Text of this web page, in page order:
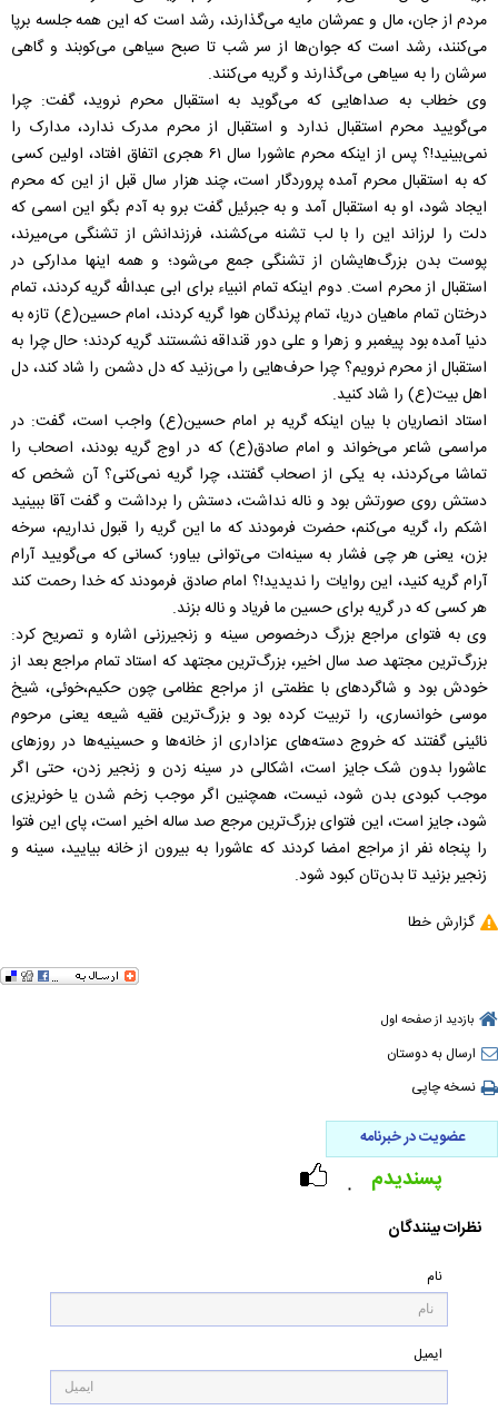
مردم از جان، مال و عمرشان مایه می‌گذارند، رشد است که این همه جلسه برپا
می‌کنند، رشد است که جوان‌ها از سر شب تا صبح سیاهی می‌کوبند و گاهی
سرشان را به سیاهی می‌گذارند و گریه می‌کنند.
وی خطاب به صداهایی که می‌گوید به استقبال محرم نروید، گفت: چرا
می‌گویید محرم استقبال ندارد و استقبال از محرم مدرک ندارد، مدارک را
نمی‌بینید!؟ پس از اینکه محرم عاشورا سال ۶۱ هجری اتفاق افتاد، اولین کسی
که به استقبال محرم آمده پروردگار است، چند هزار سال قبل از این که محرم
ایجاد شود، او به استقبال آمد و به جبرئیل گفت برو به آدم بگو این اسمی که
دلت را لرزاند این را با لب تشنه می‌کشند، فرزندانش از تشنگی می‌میرند،
پوست بدن بزرگ‌هایشان از تشنگی جمع می‌شود؛ و همه اینها مدارکی در
استقبال از محرم است. دوم اینکه تمام انبیاء برای ابی عبدالله گریه کردند، تمام
درختان تمام ماهیان دریا، تمام پرندگان هوا گریه کردند، امام حسین(ع) تازه به
دنیا آمده بود پیغمبر و زهرا و علی دور قنداقه نشستند گریه کردند؛ حال چرا به
استقبال از محرم نرویم؟ چرا حرف‌هایی را می‌زنید که دل دشمن را شاد کند، دل
اهل بیت(ع) را شاد کنید.
استاد انصاریان با بیان اینکه گریه بر امام حسین(ع) واجب است، گفت: در
مراسمی شاعر می‌خواند و امام صادق(ع) که در اوج گریه بودند، اصحاب را
تماشا می‌کردند، به یکی از اصحاب گفتند، چرا گریه نمی‌کنی؟ آن شخص که
دستش روی صورتش بود و ناله نداشت، دستش را برداشت و گفت آقا ببینید
اشکم را، گریه می‌کنم، حضرت فرمودند که ما این گریه را قبول نداریم، سرخه
بزن، یعنی هر چی فشار به سینه‌ات می‌توانی بیاور؛ کسانی که می‌گویید آرام
آرام گریه کنید، این روایات را ندیدید!؟ امام صادق فرمودند که خدا رحمت کند
هر کسی که در گریه برای حسین ما فریاد و ناله بزند.
وی به فتوای مراجع بزرگ درخصوص سینه و زنجیرزنی اشاره و تصریح کرد:
بزرگ‌ترین مجتهد صد سال اخیر، بزرگ‌ترین مجتهد که استاد تمام مراجع بعد از
خودش بود و شاگردهای با عظمتی از مراجع عظامی چون حکیم،خوئی، شیخ
موسی خوانساری، را تربیت کرده بود و بزرگ‌ترین فقیه شیعه یعنی مرحوم
نائینی گفتند که خروج دسته‌های عزاداری از خانه‌ها و حسینیه‌ها در روزهای
عاشورا بدون شک جایز است، اشکالی در سینه زدن و زنجیر زدن، حتی اگر
موجب کبودی بدن شود، نیست، همچنین اگر موجب زخم شدن یا خونریزی
شود، جایز است، این فتوای بزرگ‌ترین مرجع صد ساله اخیر است، پای این فتوا
را پنجاه نفر از مراجع امضا کردند که عاشورا به بیرون از خانه بیایید، سینه و
زنجیر بزنید تا بدن‌تان کبود شود.
گزارش خطا
بازدید از صفحه اول
ارسال به دوستان
نسخه چاپی
عضویت در خبرنامه
۰ پسندیدم
نظرات بینندگان
نام
ایمیل